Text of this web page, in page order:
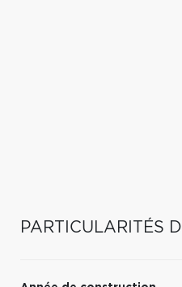
PARTICULARITÉS